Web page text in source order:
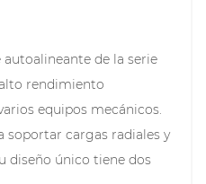
de la serie
rendimiento
equipos mecánicos.
soportar cargas radiales y
diseño único tiene dos